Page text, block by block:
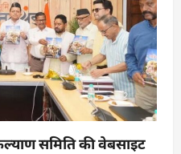
समिति की वेबसाइट